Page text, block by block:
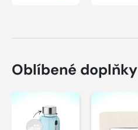
Oblíbené doplňky